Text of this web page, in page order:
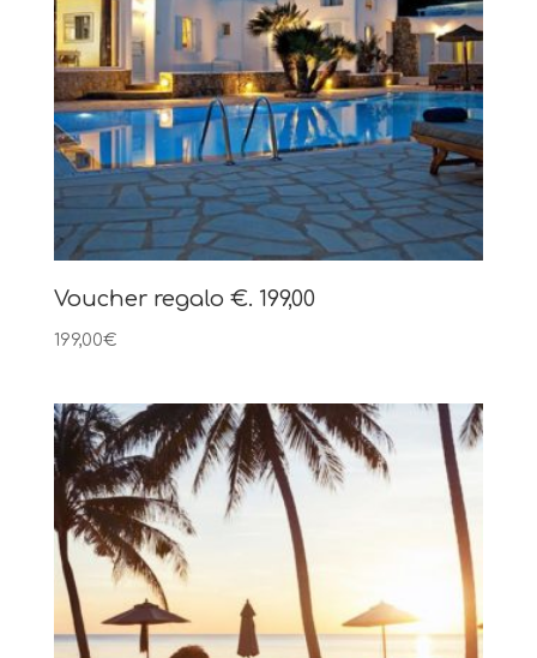
Voucher regalo €. 199,00
199,00€